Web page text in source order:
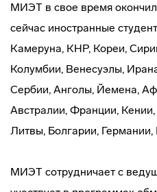
МИЭТ в свое время
сейчас иностранные
Камеруна, КНР, Кореи,
Колумбии, Венесуэлы,
Сербии, Анголы, Йемена,
Австралии, Франции,
Литвы, Болгарии, Германии,
МИЭТ сотрудничает с